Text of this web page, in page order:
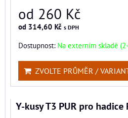
od 260 Kč
od 314,60 Kč s DPH
Dostupnost: Na externím skladě
ZVOLTE PRŮMĚR /
Y-kusy T3 PUR pro hadice